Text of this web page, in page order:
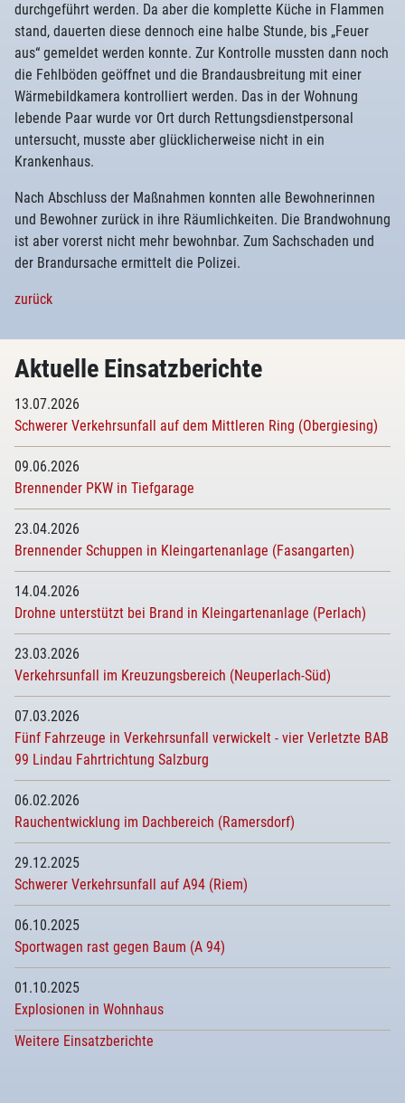
durchgeführt werden. Da aber die komplette Küche in Flammen
stand, dauerten diese dennoch eine halbe Stunde, bis „Feuer
aus“ gemeldet werden konnte. Zur Kontrolle mussten dann noch
die Fehlböden geöffnet und die Brandausbreitung mit einer
Wärmebildkamera kontrolliert werden. Das in der Wohnung
lebende Paar wurde vor Ort durch Rettungsdienstpersonal
untersucht, musste aber glücklicherweise nicht in ein
Krankenhaus.
Nach Abschluss der Maßnahmen konnten alle Bewohnerinnen
und Bewohner zurück in ihre Räumlichkeiten. Die Brandwohnung
ist aber vorerst nicht mehr bewohnbar. Zum Sachschaden und
der Brandursache ermittelt die Polizei.
zurück
Aktuelle Einsatzberichte
13.07.2026
Schwerer Verkehrsunfall auf dem Mittleren Ring (Obergiesing)
09.06.2026
Brennender PKW in Tiefgarage
23.04.2026
Brennender Schuppen in Kleingartenanlage (Fasangarten)
14.04.2026
Drohne unterstützt bei Brand in Kleingartenanlage (Perlach)
23.03.2026
Verkehrsunfall im Kreuzungsbereich (Neuperlach-Süd)
07.03.2026
Fünf Fahrzeuge in Verkehrsunfall verwickelt - vier Verletzte BAB
99 Lindau Fahrtrichtung Salzburg
06.02.2026
Rauchentwicklung im Dachbereich (Ramersdorf)
29.12.2025
Schwerer Verkehrsunfall auf A94 (Riem)
06.10.2025
Sportwagen rast gegen Baum (A 94)
01.10.2025
Explosionen in Wohnhaus
Weitere Einsatzberichte